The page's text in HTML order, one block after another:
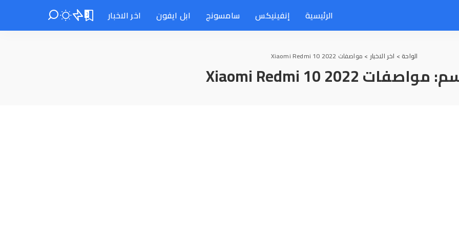
الرئيسية إنفينيكس سامسونج ابل ايفون اخر الاخبار 0
الواحة > اخر الاخبار > مواصفات Xiaomi Redmi 10 2022
مواصفات Xiaomi Redmi 10 2022